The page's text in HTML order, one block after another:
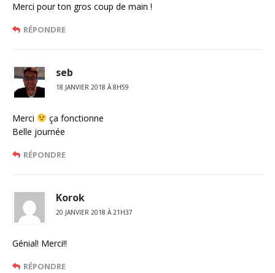
Merci pour ton gros coup de main !
RÉPONDRE
seb
18 JANVIER 2018 À 8H59
Merci
ça fonctionne
Belle journée
RÉPONDRE
Korok
20 JANVIER 2018 À 21H37
Génial! Merci!!
RÉPONDRE